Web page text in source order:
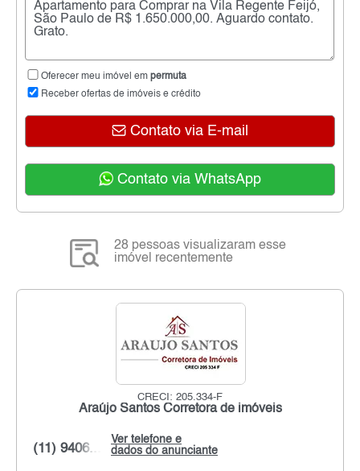
Oferecer meu imóvel em permuta
Receber ofertas de imóveis e crédito
Contato via E-mail
Contato via WhatsApp
28 pessoas visualizaram esse
imóvel recentemente
CRECI: 205.334-F
Araújo Santos Corretora de imóveis
Ver telefone e
dados do anunciante
(11) 9406...